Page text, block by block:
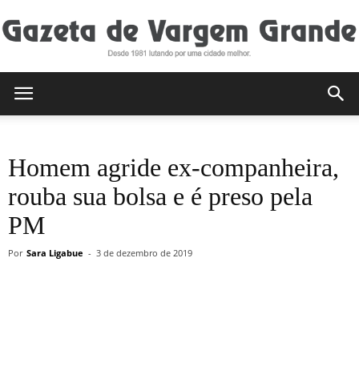
de
Homem agride ex-companheira,
rouba sua bolsa e é preso pela
PM
Por Sara Ligabue - 3 de dezembro de 2019